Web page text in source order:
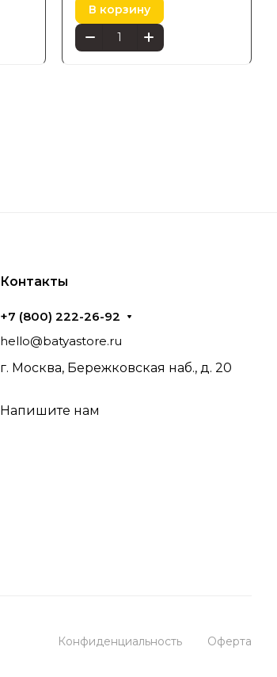
В корзину
Контакты
+7 (800) 222-26-92
hello@batyastore.ru
г. Москва, Бережковская наб., д. 20
Напишите нам
Конфиденциальность Оферта